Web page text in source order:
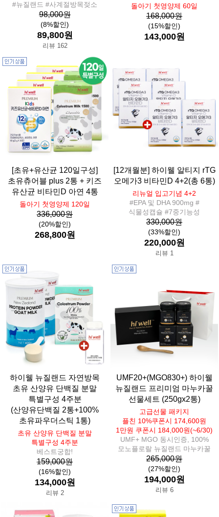
#뉴질랜드 #사계절방목젖소
98,000원
(8%할인)
89,800원
리뷰 162
돌아기 첫영양제 60일
168,000원
(15%할인)
143,000원
[초유+유산균 120일구성]
초유츄어블 plus 2통 + 키즈
유산균 비타민D 아연 4통
돌아기 첫영양제 120일
336,000원
(20%할인)
268,800원
[12개월분] 하이웰 알티지 rTG
오메가3 비타민D 4+2(총 6통)
리뉴얼 입고기념 4+2
#EPA 및 DHA 900mg #
식물성캡슐 #7중기능성
330,000원
(33%할인)
220,000원
리뷰 1
하이웰 뉴질랜드 자연방목
초유 산양유 단백질 분말
특별구성 4주분
(산양유단백질 2통+100%
초유파우더스틱 1통)
초유 산양유 단백질 분말
특별구성 4주분
베스트궁합!
159,000원
(16%할인)
134,000원
리뷰 2
UMF20+(MGO830+) 하이웰
뉴질랜드 프리미엄 마누카꿀
선물세트 (250gx2통)
고급선물 패키지
플친 10%쿠폰시 174,600원
1만원 쿠폰시 184,000원(~6/30)
UMF+ MGO 동시인증, 100%
모노플로랄 뉴질랜드 마누카꿀
265,000원
(27%할인)
194,000원
리뷰 6